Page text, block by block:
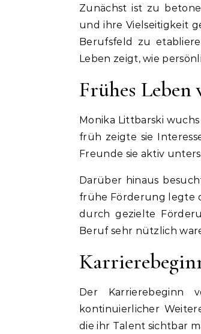
Zunächst ist zu
und ihre Vielseitigkeit
Berufsfeld zu
Leben zeigt, wie
Frühes
Monika Littbarski
früh zeigte sie
Freunde sie aktiv
Darüber hinaus
frühe Förderung legte
durch gezielte
Beruf sehr nützlich
Der Karrierebeginn
kontinuierlicher
die ihr Talent sichtbar